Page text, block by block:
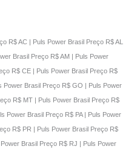
R$ AC | Puls Power Brasil Preço R$ AL
Brasil Preço R$ AM | Puls Power
R$ CE | Puls Power Brasil Preço R$
Power Brasil Preço R$ GO | Puls Power
R$ MT | Puls Power Brasil Preço R$
Power Brasil Preço R$ PA | Puls Power
R$ PR | Puls Power Brasil Preço R$
Brasil Preço R$ RJ | Puls Power